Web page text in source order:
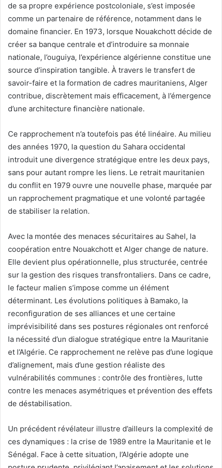
de sa propre expérience postcoloniale, s’est imposée
comme un partenaire de référence, notamment dans le
domaine financier. En 1973, lorsque Nouakchott décide de
créer sa banque centrale et d’introduire sa monnaie
nationale, l’ouguiya, l’expérience algérienne constitue une
source d’inspiration tangible. À travers le transfert de
savoir-faire et la formation de cadres mauritaniens, Alger
contribue, discrètement mais efficacement, à l’émergence
d’une architecture financière nationale.
Ce rapprochement n’a toutefois pas été linéaire. Au milieu
des années 1970, la question du Sahara occidental
introduit une divergence stratégique entre les deux pays,
sans pour autant rompre les liens. Le retrait mauritanien
du conflit en 1979 ouvre une nouvelle phase, marquée par
un rapprochement pragmatique et une volonté partagée
de stabiliser la relation.
Avec la montée des menaces sécuritaires au Sahel, la
coopération entre Nouakchott et Alger change de nature.
Elle devient plus opérationnelle, plus structurée, centrée
sur la gestion des risques transfrontaliers. Dans ce cadre,
le facteur malien s’impose comme un élément
déterminant. Les évolutions politiques à Bamako, la
reconfiguration de ses alliances et une certaine
imprévisibilité dans ses postures régionales ont renforcé
la nécessité d’un dialogue stratégique entre la Mauritanie
et l’Algérie. Ce rapprochement ne relève pas d’une logique
d’alignement, mais d’une gestion réaliste des
vulnérabilités communes : contrôle des frontières, lutte
contre les menaces asymétriques et prévention des effets
de déstabilisation.
Un précédent révélateur illustre d’ailleurs la complexité de
ces dynamiques : la crise de 1989 entre la Mauritanie et le
Sénégal. Face à cette situation, l’Algérie adopte une